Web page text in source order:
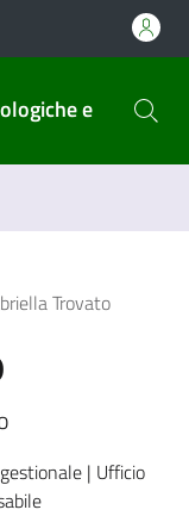
e
Trovato
| Ufficio